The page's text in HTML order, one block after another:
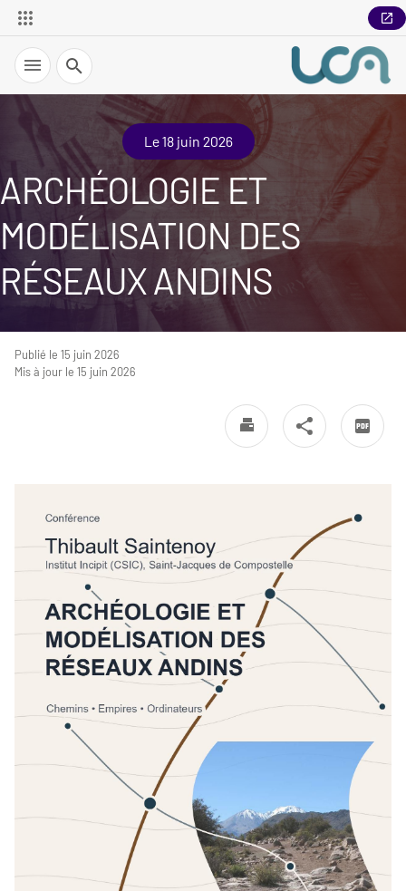
Recherche
Le 18 juin 2026
ARCHÉOLOGIE ET
MODÉLISATION DES
RÉSEAUX ANDINS
Publié le 15 juin 2026
Mis à jour le 15 juin 2026